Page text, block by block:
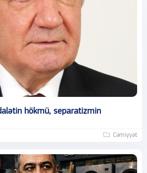
hökmü, separatizmin
Cəmiyyət